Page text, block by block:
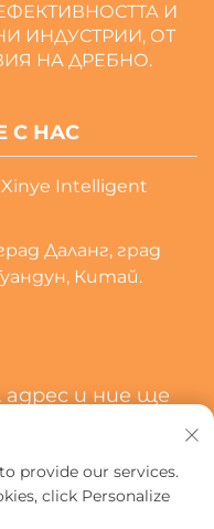
И
ИНДУСТРИИ, ОТ
НА ДРЕБНО.
С НАС
Intelligent
Даланг, град
Китай.
и ние ще
Абонирайте Се
provide our services.
click Personalize